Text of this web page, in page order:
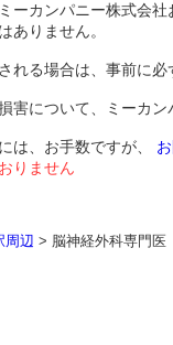
ーカンパニー株式会社
ありません。
れる場合は、事前に必
害について、ミーカ
は、お手数ですが、
りません
周辺 > 脳神経外科専門医